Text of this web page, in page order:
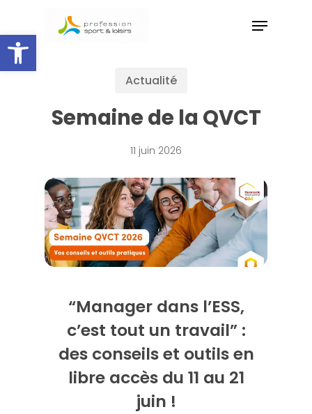
Ouvrir la barre d’outils
main
content
Actualité
Semaine de la QVCT
11 juin 2026
“Manager dans l’ESS,
c’est tout un travail” :
des conseils et outils en
libre accès du 11 au 21
juin !